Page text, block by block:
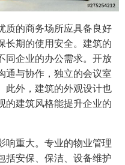
质的商务场所应具备良好
长期的使用安全。建筑的
同企业的办公需求。开放
通与协作，独立的会议室
此外，建筑的外观设计也
的建筑风格能提升企业的
响重大。专业的物业管理
括安保、保洁、设备维护